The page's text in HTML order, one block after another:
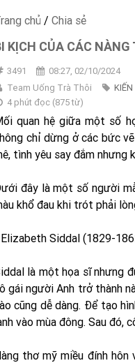
chủ / Chia sẻ
KỊCH CỦA CÁC
3491
08:27, 02/10/2024
Team Uống Trà Thôi
4 phút đọc(875từ)
quan hệ giữa một số
chỉ dừng ở các bức
tình yêu say đắm nhưng
đây là một số người
khổ đau khi trót phải
Siddal (1829-
là một họa sĩ nhưng
gái người Anh trở thành
cũng dễ dàng. Để tạo
vào mùa đông. Sau đó,
thơ mỹ miều đính